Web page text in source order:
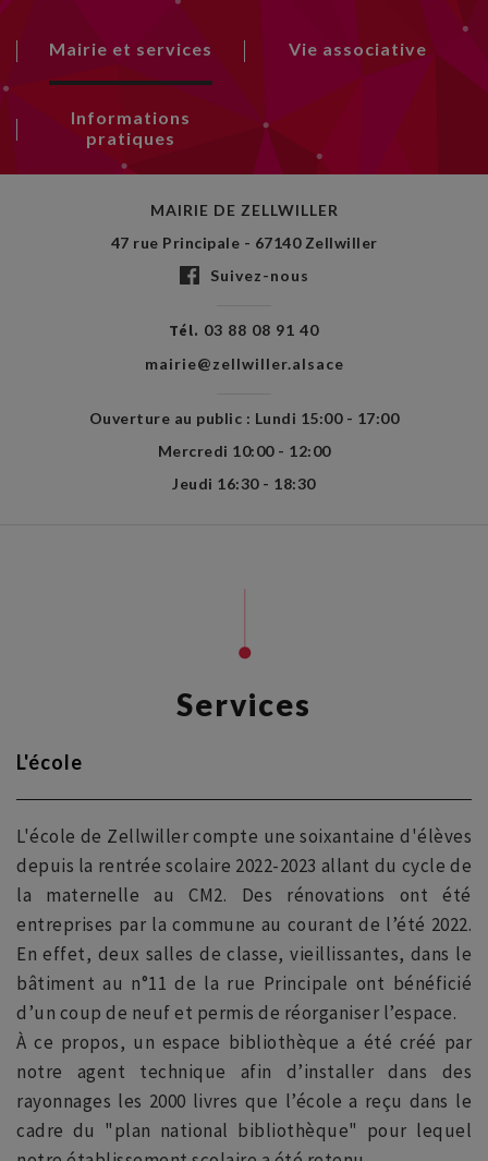
Mairie et services Vie associative
Informations
pratiques
MAIRIE DE ZELLWILLER
47 rue Principale - 67140 Zellwiller
Suivez-nous
Tél. 03 88 08 91 40
mairie@zellwiller.alsace
Ouverture au public : Lundi 15:00 - 17:00
Mercredi 10:00 - 12:00
Jeudi 16:30 - 18:30
Services
L'école
L'école de Zellwiller compte une soixantaine d'élèves
depuis la rentrée scolaire 2022-2023 allant du cycle de
la maternelle au CM2. Des rénovations ont été
entreprises par la commune au courant de l’été 2022.
En effet, deux salles de classe, vieillissantes, dans le
bâtiment au n°11 de la rue Principale ont bénéficié
d’un coup de neuf et permis de réorganiser l’espace.
À ce propos, un espace bibliothèque a été créé par
notre agent technique afin d’installer dans des
rayonnages les 2000 livres que l’école a reçu dans le
cadre du "plan national bibliothèque" pour lequel